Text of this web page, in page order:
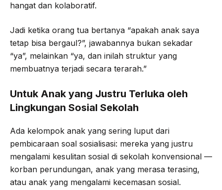
hangat dan kolaboratif.
Jadi ketika orang tua bertanya “apakah anak saya
tetap bisa bergaul?”, jawabannya bukan sekadar
“ya”, melainkan “ya, dan inilah struktur yang
membuatnya terjadi secara terarah.”
Untuk Anak yang Justru Terluka oleh
Lingkungan Sosial Sekolah
Ada kelompok anak yang sering luput dari
pembicaraan soal sosialisasi: mereka yang justru
mengalami kesulitan sosial di sekolah konvensional —
korban perundungan, anak yang merasa terasing,
atau anak yang mengalami kecemasan sosial.